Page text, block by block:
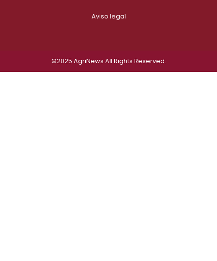
Aviso legal
©2025 AgriNews All Rights Reserved.